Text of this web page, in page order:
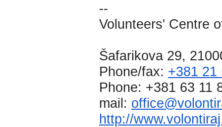
--
Volunteers' Centre
Šafarikova 29,
Phone/fax: +381 21
Phone: +381 63 11
mail:
http://